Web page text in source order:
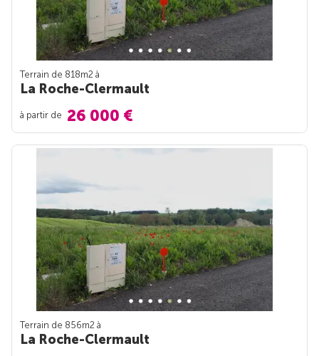
Terrain de 818m2 à
La Roche-Clermault
à partir de 26 000 €
Terrain de 856m2 à
La Roche-Clermault